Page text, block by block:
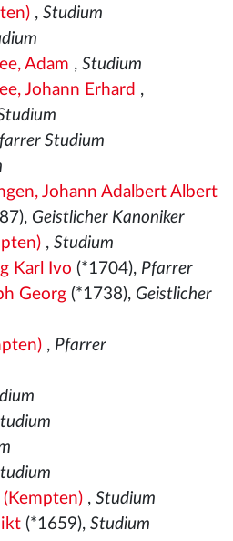
, Studium
Adam , Studium
Johann Erhard ,
Studium
Johann Adalbert Albert
Geistlicher Kanoniker
, Studium
Karl Ivo (*1704), Pfarrer
Georg(*1738), Geistlicher
, Pfarrer
, Studium
(*1659), Studium